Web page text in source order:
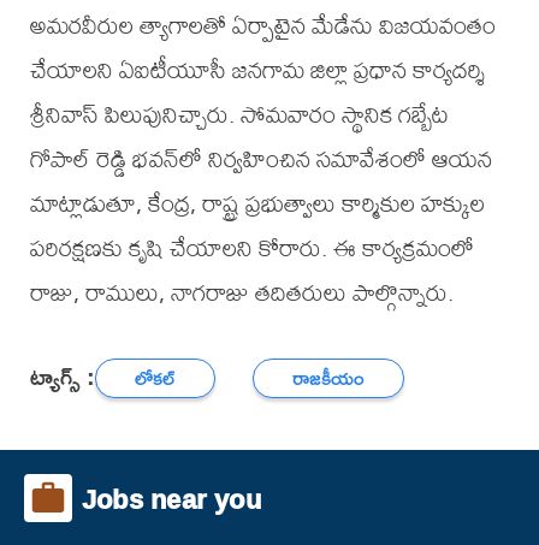
అమరవీరుల త్యాగాలతో ఏర్పాటైన మేడేను విజయవంతం
చేయాలని ఏఐటీయూసీ జనగామ జిల్లా ప్రధాన కార్యదర్శి
శ్రీనివాస్ పిలుపునిచ్చారు. సోమవారం స్థానిక గబ్బేట
గోపాల్ రెడ్డి భవన్‌లో నిర్వహించిన సమావేశంలో ఆయన
మాట్లాడుతూ, కేంద్ర, రాష్ట్ర ప్రభుత్వాలు కార్మికుల హక్కుల
పరిరక్షణకు కృషి చేయాలని కోరారు. ఈ కార్యక్రమంలో
రాజు, రాములు, నాగరాజు తదితరులు పాల్గొన్నారు.
ట్యాగ్స్ : లోకల్ రాజకీయం
Jobs near you